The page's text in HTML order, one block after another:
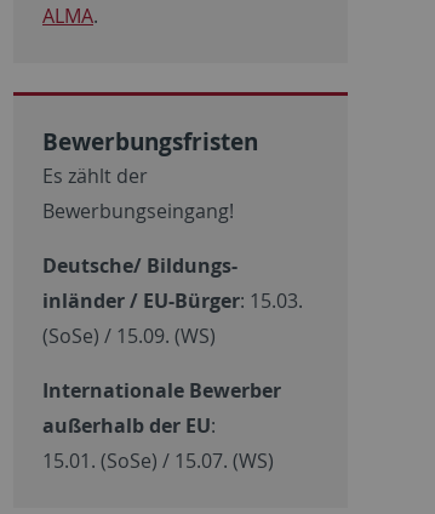
ALMA.
Bewerbungsfristen
Es zählt der
Bewerbungseingang!
Deutsche/ Bildungs-
inländer / EU-Bürger: 15.03.
(SoSe) / 15.09. (WS)
Internationale Bewerber
außerhalb der EU:
15.01. (SoSe) / 15.07. (WS)